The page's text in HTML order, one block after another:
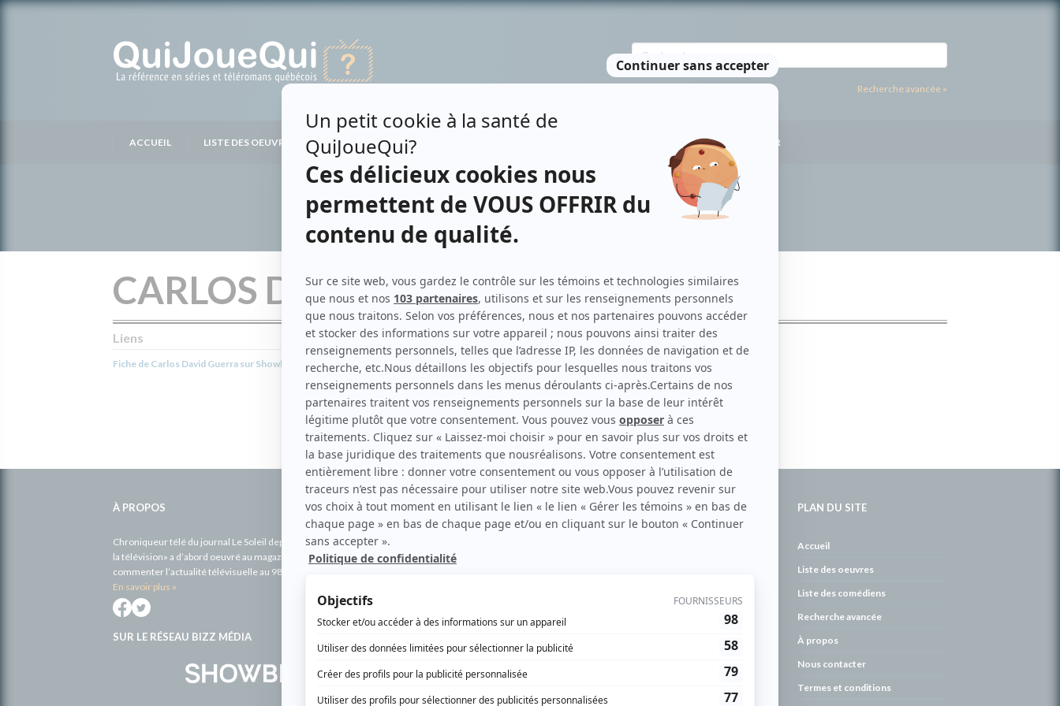
Recherche avancée »
ACCUEIL LISTE DES OEUVRES LISTE DES PERSONNES NOUS CONTACTER
CARLOS DAVID GUERRA
Liens
Fiche de Carlos David Guerra sur Showbizz.net
Personnages
10-07 : L'affaire Kafka(Cobra )
À PROPOS
Chroniqueur télé du journal Le Soleil depuis 2001, Richard Therrien carbure à son petit écran. Celui qu’on surnomme parfois «l’encyclopédie de
la télévision» a d’abord oeuvré au magazine TV Hebdo de 1996 à 2001. Sa spécialité: la télé québécoise. On peut l’entendre régulièrement
commenter l’actualité télévisuelle au 98,5.
En savoir plus »
SUR LE RÉSEAU BIZZ MÉDIA
PLAN DU SITE
Accueil
Liste des oeuvres
Liste des comédiens
Recherche avancée
À propos
Nous contacter
Termes et conditions